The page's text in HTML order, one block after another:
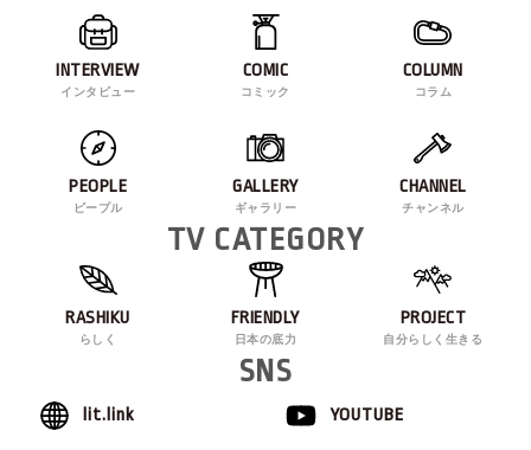
INTERVIEW
インタビュー
COMIC
コミック
COLUMN
コラム
PEOPLE
ピープル
GALLERY
ギャラリー
CHANNEL
チャンネル
TV CATEGORY
RASHIKU
らしく
FRIENDLY
日本の底力
PROJECT
自分らしく生きる
SNS
lit.link YOUTUBE